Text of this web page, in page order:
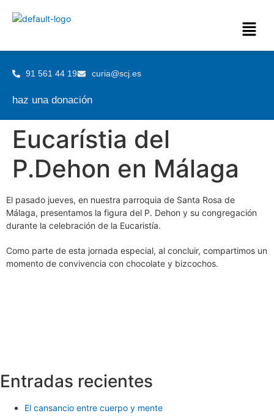
91 561 44 19 curia@scj.es
haz una donación
Eucarístia del
P.Dehon en Málaga
El pasado jueves, en nuestra parroquia de Santa Rosa de
Málaga, presentamos la figura del P. Dehon y su congregación
durante la celebración de la Eucaristía.
Como parte de esta jornada especial, al concluir, compartimos un
momento de convivencia con chocolate y bizcochos.
Entradas recientes
El cansancio entre cuerpo y mente